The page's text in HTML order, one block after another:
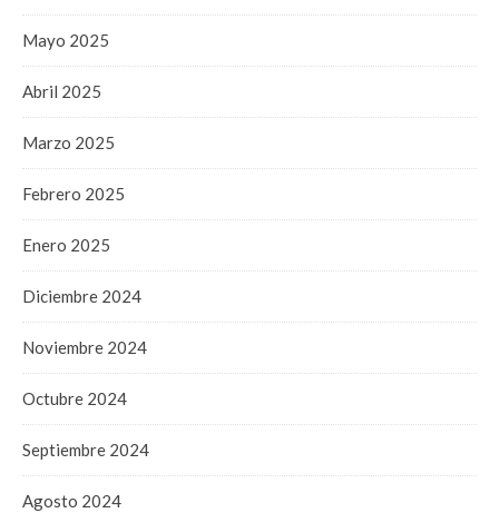
Mayo 2025
Abril 2025
Marzo 2025
Febrero 2025
Enero 2025
Diciembre 2024
Noviembre 2024
Octubre 2024
Septiembre 2024
Agosto 2024